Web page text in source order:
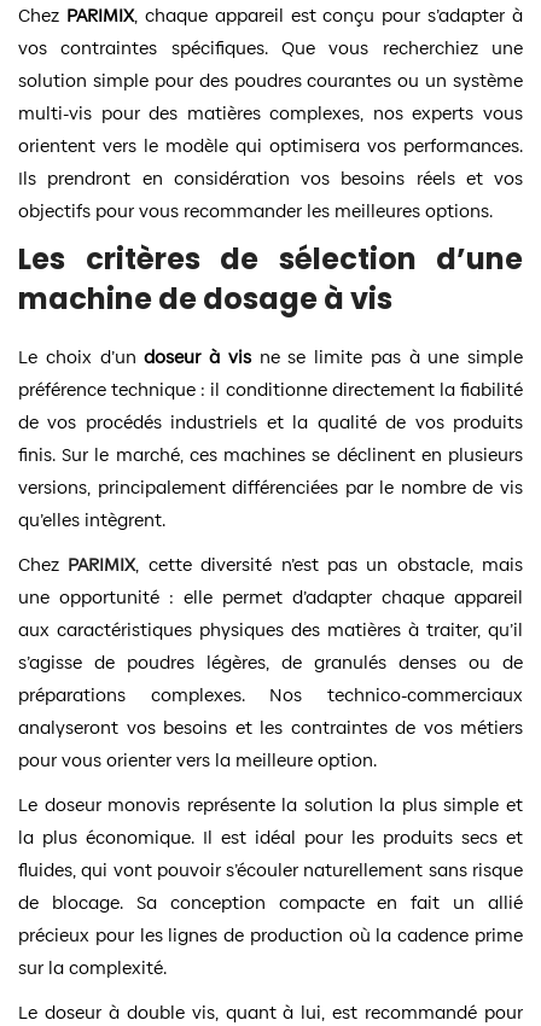
Chez PARIMIX, chaque appareil est conçu pour s’adapter à
vos contraintes spécifiques. Que vous recherchiez une
solution simple pour des poudres courantes ou un système
multi-vis pour des matières complexes, nos experts vous
orientent vers le modèle qui optimisera vos performances.
Ils prendront en considération vos besoins réels et vos
objectifs pour vous recommander les meilleures options.
Les critères de sélection d’une
machine de dosage à vis
Le choix d’undoseur à visne se limite pas à une simple
préférence technique : il conditionne directement la fiabilité
de vos procédés industriels et la qualité de vos produits
finis. Sur le marché, ces machines se déclinent en plusieurs
versions, principalement différenciées par le nombre de vis
qu’elles intègrent.
Chez PARIMIX, cette diversité n’est pas un obstacle, mais
une opportunité : elle permet d’adapter chaque appareil
aux caractéristiques physiques des matières à traiter, qu’il
s’agisse de poudres légères, de granulés denses ou de
préparations complexes. Nos technico-commerciaux
analyseront vos besoins et les contraintes de vos métiers
pour vous orienter vers la meilleure option.
Le doseur monovis représente la solution la plus simple et
la plus économique. Il est idéal pour les produits secs et
fluides, qui vont pouvoir s’écouler naturellement sans risque
de blocage. Sa conception compacte en fait un allié
précieux pour les lignes de production où la cadence prime
sur la complexité.
Le doseur à double vis, quant à lui, est recommandé pour